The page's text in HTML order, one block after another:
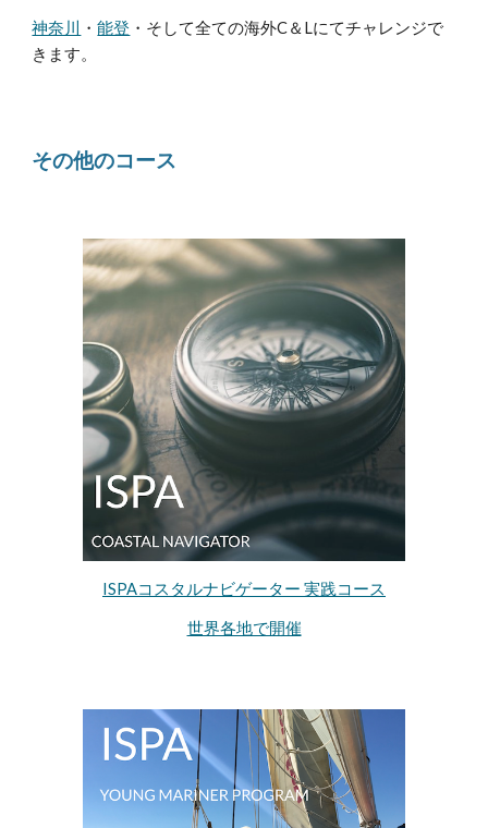
神奈川 ・能登 ・そして全ての海外C＆Lにてチャレンジで
きます。
その他のコース
ISPAコスタルナビゲーター 実践コース
世界各地で開催